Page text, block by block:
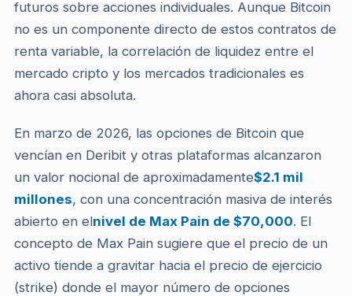
futuros sobre acciones individuales. Aunque Bitcoin
no es un componente directo de estos contratos de
renta variable, la correlación de liquidez entre el
mercado cripto y los mercados tradicionales es
ahora casi absoluta.
En marzo de 2026, las opciones de Bitcoin que
vencían en Deribit y otras plataformas alcanzaron
un valor nocional de aproximadamente$2.1 mil
millones, con una concentración masiva de interés
abierto en elnivel de Max Pain de $70,000. El
concepto de Max Pain sugiere que el precio de un
activo tiende a gravitar hacia el precio de ejercicio
(strike) donde el mayor número de opciones